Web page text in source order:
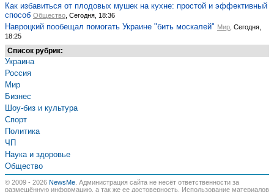
Как избавиться от плодовых мушек на кухне: простой и эффективный
способ Общество , Сегодня, 18:36
Навроцкий пообещал помогать Украине "бить москалей" Мир , Сегодня,
18:25
Список рубрик:
Украина
Россия
Мир
Бизнес
Шоу-биз и культура
Спорт
Политика
ЧП
Наука и здоровье
Общество
© 2009 - 2026 NewsMe . Администрация сайта не несёт ответственности за
размещённую информацию, а так же ее достоверность. Использование материалов